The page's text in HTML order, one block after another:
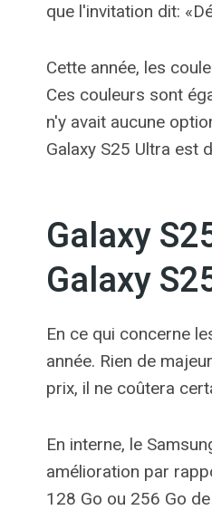
que l'invitation dit:
Cette année, les
Ces couleurs sont
n'y avait aucune
Galaxy S25 Ultra est
Galaxy
Galaxy
En ce qui concerne
année. Rien de
prix, il ne coûtera
En interne, le
amélioration par
128 Go ou 256 Go